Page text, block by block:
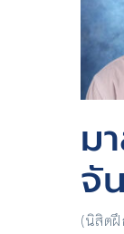
ม
จั
(นิสิต